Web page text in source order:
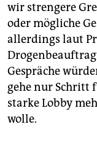
wir strengere
oder mögliche
allerdings laut
Gespräche
gehe nur Schritt
starke Lobby
wolle.